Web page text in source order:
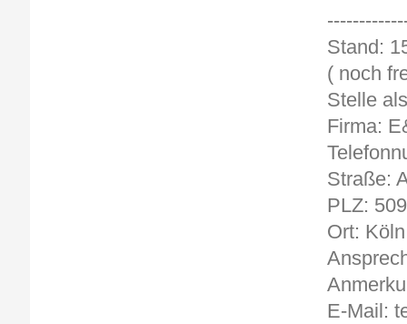
( noch
Stelle
Firma:
Straße:
PLZ:
Ort: Köln
E-Mail: